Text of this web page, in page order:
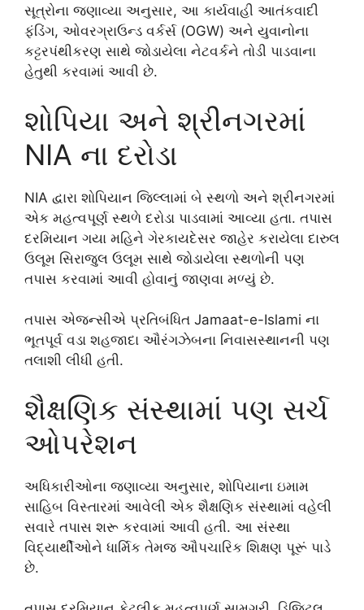
સૂત્રોના જણાવ્યા અનુસાર, આ કાર્યવાહી આતંકવાદી
ફંડિંગ, ઓવરગ્રાઉન્ડ વર્કર્સ (OGW) અને યુવાનોના
કટ્ટરપંથીકરણ સાથે જોડાયેલા નેટવર્કને તોડી પાડવાના
હેતુથી કરવામાં આવી છે.
શોપિયા અને શ્રીનગરમાં
NIA ના દરોડા
NIA દ્વારા શોપિયાન જિલ્લામાં બે સ્થળો અને શ્રીનગરમાં
એક મહત્વપૂર્ણ સ્થળે દરોડા પાડવામાં આવ્યા હતા. તપાસ
દરમિયાન ગયા મહિને ગેરકાયદેસર જાહેર કરાયેલા દારુલ
ઉલૂમ સિરાજુલ ઉલૂમ સાથે જોડાયેલા સ્થળોની પણ
તપાસ કરવામાં આવી હોવાનું જાણવા મળ્યું છે.
તપાસ એજન્સીએ પ્રતિબંધિત Jamaat-e-Islami ના
ભૂતપૂર્વ વડા શહજાદા ઔરંગઝેબના નિવાસસ્થાનની પણ
તલાશી લીધી હતી.
શૈક્ષણિક સંસ્થામાં પણ સર્ચ
ઓપરેશન
અધિકારીઓના જણાવ્યા અનુસાર, શોપિયાના ઇમામ
સાહિબ વિસ્તારમાં આવેલી એક શૈક્ષણિક સંસ્થામાં વહેલી
સવારે તપાસ શરૂ કરવામાં આવી હતી. આ સંસ્થા
વિદ્યાર્થીઓને ધાર્મિક તેમજ ઔપચારિક શિક્ષણ પૂરૂં પાડે
છે.